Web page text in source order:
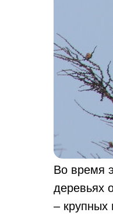
Во время
деревьях
– крупных